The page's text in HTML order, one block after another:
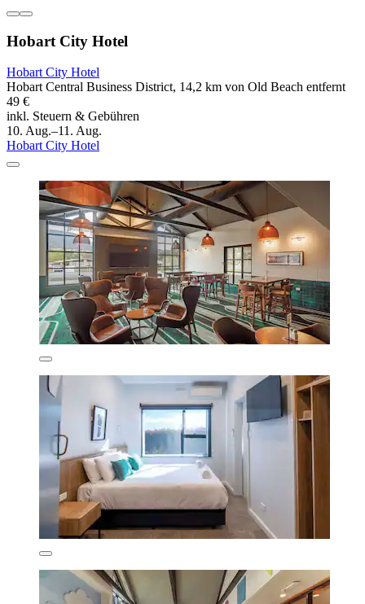
Hobart City Hotel
Hobart City Hotel
Hobart Central Business District, 14,2 km von Old Beach entfernt
49 €
inkl. Steuern & Gebühren
10. Aug.–11. Aug.
Hobart City Hotel